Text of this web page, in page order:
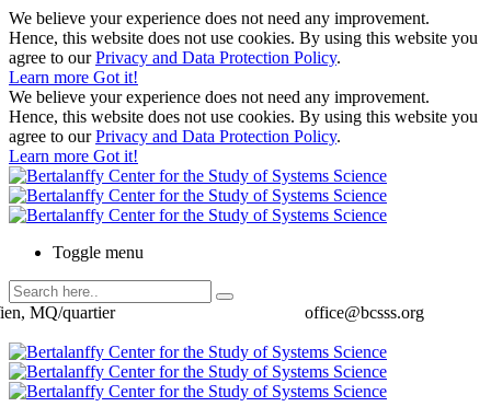
We believe your experience does not need any improvement.
Hence, this website does not use cookies. By using this website you
agree to ourPrivacy and Data Protection Policy.
Learn more Got it!
We believe your experience does not need any improvement.
Hence, this website does not use cookies. By using this website you
agree to ourPrivacy and Data Protection Policy.
Learn more Got it!
Toggle menu
office@bcsss.org
MQ/quartier